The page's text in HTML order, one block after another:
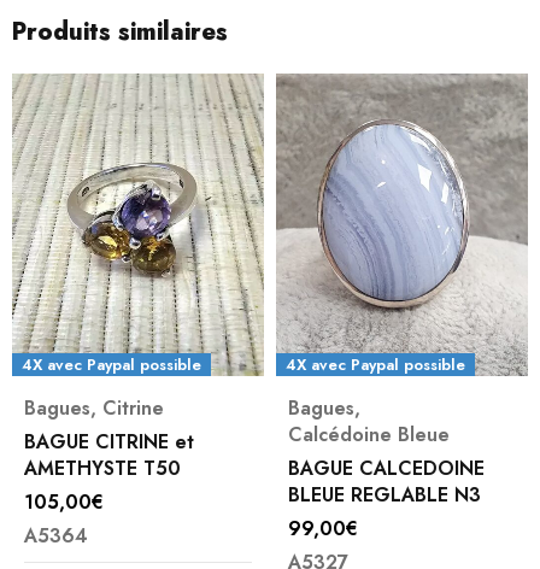
Produits similaires
4X avec Paypal possible
Bagues, Citrine
BAGUE CITRINE et
AMETHYSTE T50
105,00€
A5364
4X avec Paypal possible
Bagues,
Calcédoine Bleue
BAGUE CALCEDOINE
BLEUE REGLABLE N3
99,00€
A5327